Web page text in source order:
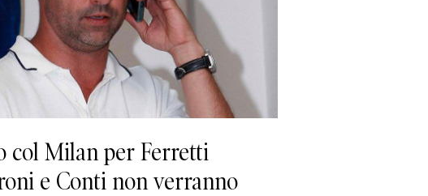
col Milan per Ferretti
e Conti non verranno